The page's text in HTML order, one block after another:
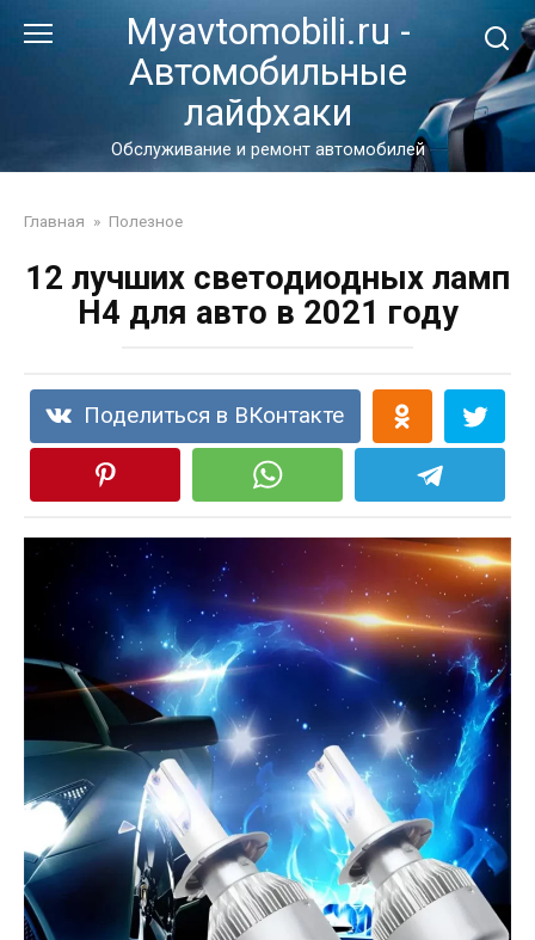
Myavtomobili.ru -
Автомобильные
лайфхаки
Обслуживание и ремонт автомобилей
Главная » Полезное
12 лучших светодиодных ламп
H4 для авто в 2021 году
Поделиться в ВКонтакте